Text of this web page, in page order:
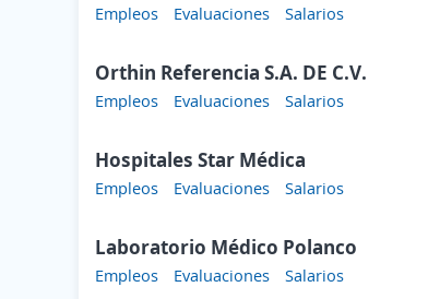
Empleos Evaluaciones Salarios
Orthin Referencia S.A. DE C.V.
Empleos Evaluaciones Salarios
Hospitales Star Médica
Empleos Evaluaciones Salarios
Laboratorio Médico Polanco
Empleos Evaluaciones Salarios